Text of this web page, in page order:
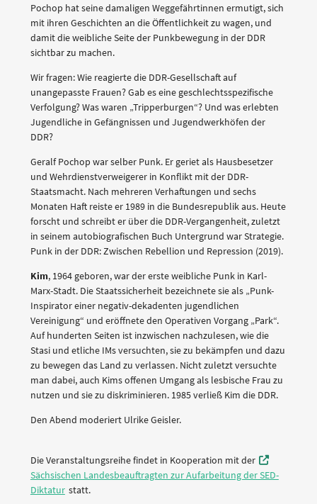
Pochop hat seine damaligen Weggefährtinnen ermutigt, sich
mit ihren Geschichten an die Öffentlichkeit zu wagen, und
damit die weibliche Seite der Punkbewegung in der DDR
sichtbar zu machen.
Wir fragen: Wie reagierte die DDR-Gesellschaft auf
unangepasste Frauen? Gab es eine geschlechtsspezifische
Verfolgung? Was waren „Tripperburgen“? Und was erlebten
Jugendliche in Gefängnissen und Jugendwerkhöfen der
DDR?
Geralf Pochop war selber Punk. Er geriet als Hausbesetzer
und Wehrdienstverweigerer in Konflikt mit der DDR-
Staatsmacht. Nach mehreren Verhaftungen und sechs
Monaten Haft reiste er 1989 in die Bundesrepublik aus. Heute
forscht und schreibt er über die DDR-Vergangenheit, zuletzt
in seinem autobiografischen Buch Untergrund war Strategie.
Punk in der DDR: Zwischen Rebellion und Repression (2019).
Kim, 1964 geboren, war der erste weibliche Punk in Karl-
Marx-Stadt. Die Staatssicherheit bezeichnete sie als „Punk-
Inspirator einer negativ-dekadenten jugendlichen
Vereinigung“ und eröffnete den Operativen Vorgang „Park“.
Auf hunderten Seiten ist inzwischen nachzulesen, wie die
Stasi und etliche IMs versuchten, sie zu bekämpfen und dazu
zu bewegen das Land zu verlassen. Nicht zuletzt versuchte
man dabei, auch Kims offenen Umgang als lesbische Frau zu
nutzen und sie zu diskriminieren. 1985 verließ Kim die DDR.
Den Abend moderiert Ulrike Geisler.
Die Veranstaltungsreihe findet in Kooperation mit der
Sächsischen Landesbeauftragten zur Aufarbeitung der SED-
Diktatur statt.